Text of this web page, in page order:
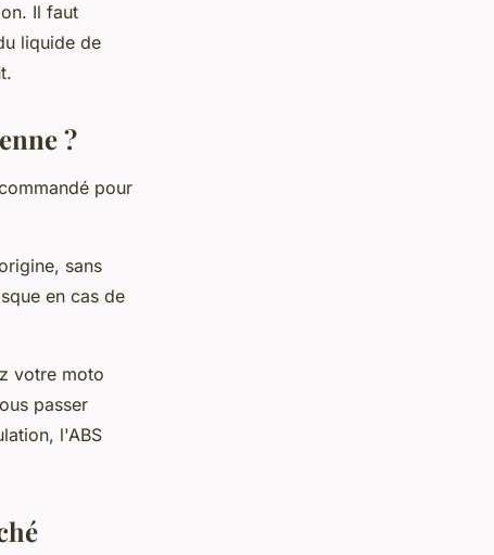
Il faut
liquide de
?
pour
sans
en cas de
votre moto
passer
l'ABS